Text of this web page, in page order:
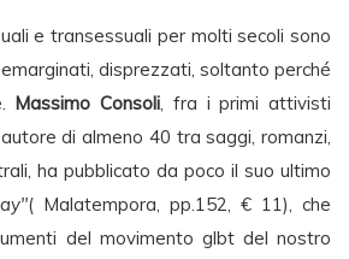
e transessuali per molti secoli sono
disprezzati, soltanto perché
Massimo Consoli, fra i primi attivisti
di almeno 40 tra saggi, romanzi,
ha pubblicato da poco il suo ultimo
( Malatempora, pp.152, € 11), che
del movimento glbt del nostro